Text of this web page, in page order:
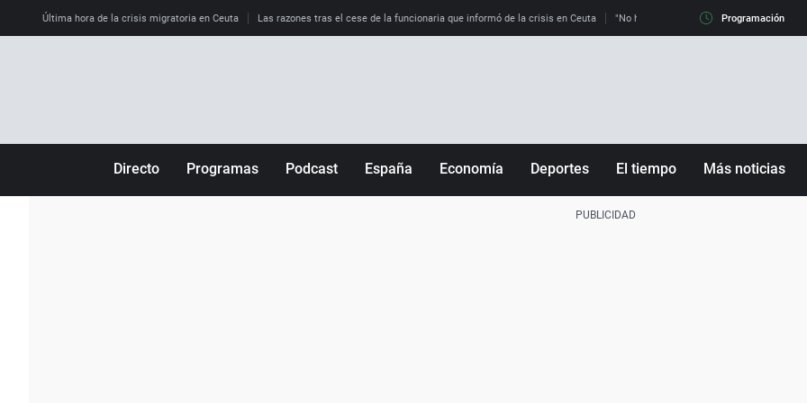
Última hora de la crisis migratoria en Ceuta Las razones tras el cese de la funcionaria que informó de la crisis en Ceuta "No hay mafias, que no nos engañen":
Programación
Directo Programas Podcast España Economía Deportes El tiempo Más noticias